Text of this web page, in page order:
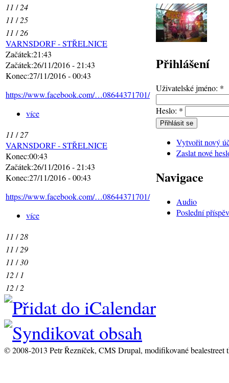
11 /24
11 /25
11 /26
VARNSDORF - STŘELNICE
Začátek:21:43
Začátek:26/11/2016 - 21:43
Konec:27/11/2016 - 00:43
https://www.facebook.com/…08644371701/
více
11 /27
VARNSDORF - STŘELNICE
Konec:00:43
Začátek:26/11/2016 - 21:43
Konec:27/11/2016 - 00:43
https://www.facebook.com/…08644371701/
více
11 /28
11 /29
11 /30
12/ 1
12/2
Přihlášení
Uživatelské jméno: *
Heslo: *
Vytvořit nový
Zaslat nové
Navigace
Audio
Poslední
© 2008-2013 Petr Řezníček, CMS Drupal, modifikované bealestreet